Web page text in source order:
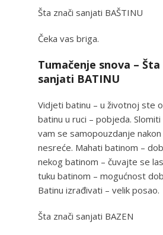
Šta znači sanjati BAŠTINU
Čeka vas briga.
Tumačenje snova – Šta
sanjati BATINU
Vidjeti batinu – u životnoj ste
batinu u ruci – pobjeda.
vam se samopouzdanje
nesreće. Mahati batinom –
nekog batinom – čuvajte se
tuku batinom – mogućnost
Batinu izrađivati – velik posao.
Šta znači sanjati BAZEN